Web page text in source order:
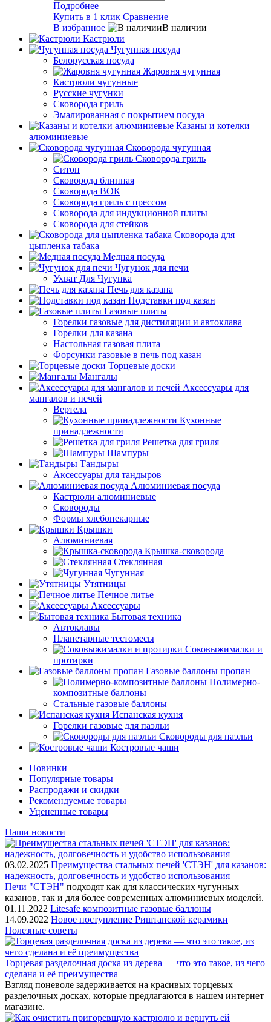
Подробнее
Купить в 1 клик Сравнение
В избранное
В наличии
Кастрюли
Чугунная посуда
Белорусская посуда
Жаровня чугунная
Кастрюли чугунные
Русские чугунки
Сковорода гриль
Эмалированная с покрытием посуда
Казаны и котелки
алюминиевые
Сковорода чугунная
Сковорода гриль
Ситон
Сковорода блинная
Сковорода ВОК
Сковорода гриль с прессом
Сковорода для индукционной плиты
Сковорода для стейков
Сковорода для
цыпленка табака
Медная посуда
Чугунок для печи
Ухват Для Чугунка
Печь для казана
Подставки под казан
Газовые плиты
Горелки газовые для дистиляции и автоклава
Горелки для казана
Настольная газовая плита
Форсунки газовые в печь под казан
Торцевые доски
Мангалы
Аксессуары для
мангалов и печей
Вертела
Кухонные
принадлежности
Решетка для гриля
Шампуры
Тандыры
Аксессуары для тандыров
Алюминиевая посуда
Кастрюли алюминиевые
Сковороды
Формы хлебопекарные
Крышки
Алюминиевая
Крышка-сковорода
Стеклянная
Чугунная
Утятницы
Печное литье
Аксессуары
Бытовая техника
Автоклавы
Планетарные тестомесы
Соковыжималки и
протирки
Газовые баллоны пропан
Полимерно-
композитные баллоны
Стальные газовые баллоны
Испанская кухня
Горелки газовые для паэльи
Сковороды для паэльи
Костровые чаши
Новинки
Популярные товары
Распродажи и скидки
Рекомендуемые товары
Уцененные товары
Наши новости
03.02.2025 Преимущества стальных печей 'СТЭН' для казанов:
надежность, долговечность и удобство использования
Печи "СТЭН" подходят как для классических чугунных
казанов, так и для более современных алюминиевых моделей.
01.11.2022 Litesafe композитные газовые баллоны
14.09.2022 Новое поступление Риштанской керамики
Полезные советы
Торцевая разделочная доска из дерева — что это такое, из чего
сделана и её преимущества
Взгляд поневоле задерживается на красивых торцевых
разделочных досках, которые предлагаются в нашем интернет
магазине.